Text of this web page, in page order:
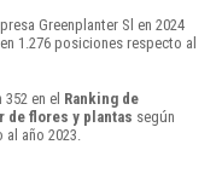
Greenplanter Sl en 2024
1.276 posiciones respecto al
en el Ranking de
de flores y plantas según
año 2023.